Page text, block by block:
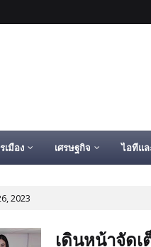
เมือง เศรษฐกิจ ไอทีแ
2023
เดินหน้าจัด